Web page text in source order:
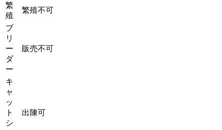
繁
殖
繁殖不可
ブ
リ
ー
ダ
ー
販売不可
キ
ャ
ッ
ト
シ
出陳可